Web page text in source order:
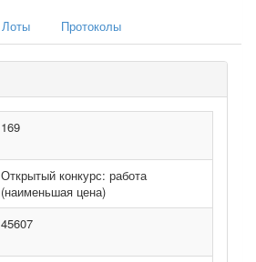
Лоты Протоколы
169
Открытый конкурс: работа
(наименьшая цена)
45607